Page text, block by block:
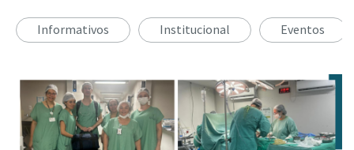
Informativos Institucional Eventos